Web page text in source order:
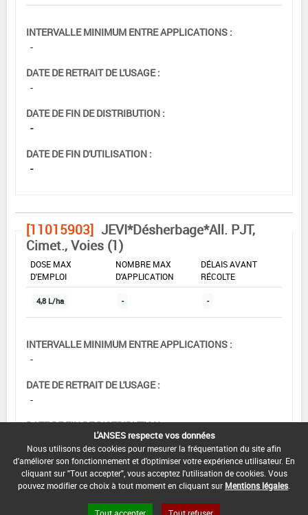
INTERVALLE MINIMUM ENTRE APPLICATIONS :
-
DATE DE RETRAIT DE L'USAGE :
-
DATE DE FIN DE DISTRIBUTION :
-
DATE DE FIN D'UTILISATION :
-
[11015903] JEVI*Désherbage*All. PJT,
Cimet., Voies (1)
DOSE MAX
D'EMPLOI
NOMBRE MAX
D'APPLICATION
DÉLAIS AVANT
RÉCOLTE
4,8 L/ha - -
INTERVALLE MINIMUM ENTRE APPLICATIONS :
-
DATE DE RETRAIT DE L'USAGE :
-
DATE DE FIN DE DISTRIBUTION :
DATE DE FIN D'UTILISATION :
-
L'ANSES respecte vos données
Nous utilisons des cookies pour mesurer la fréquentation du site afin
d'améliorer son fonctionnement et d'optimiser votre expérience utilisateur. En
cliquant sur "Tout accepter", vous acceptez l'utilisation de cookies. Vous
pouvez modifier ce choix à tout moment en cliquant sur Mentions légales